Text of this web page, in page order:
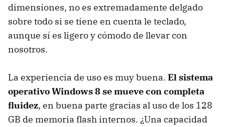
dimensiones, no es extremadamente delgado
sobre todo si se tiene en cuenta le teclado,
aunque sí es ligero y cómodo de llevar con
nosotros.
La experiencia de uso es muy buena. El sistema
operativo Windows 8 se mueve con completa
fluidez, en buena parte gracias al uso de los 128
GB de memoria flash internos. ¿Una capacidad